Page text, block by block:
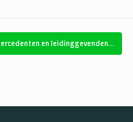
en leidinggevenden…